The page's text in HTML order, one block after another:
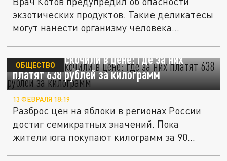
экзотических продуктов. Такие деликатесы
могут нанести организму человека...
Яблоки подскочили в цене: где за них
платят 638 рублей за килограмм
ОБЩЕСТВО
13 ФЕВРАЛЯ 18:19
Разброс цен на яблоки в регионах России
достиг семикратных значений. Пока
жители юга покупают килограмм за 90...